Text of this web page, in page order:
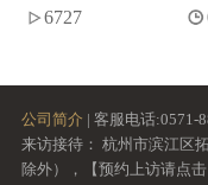
6727
公司简介 | 客服电话:0571-
来访接待： 杭州市滨江区
除外），【预约上访请点击